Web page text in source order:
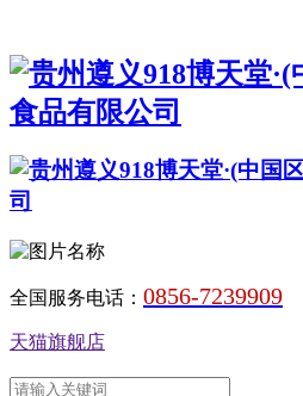
全国服务电话： 0856-7239909
天猫旗舰店